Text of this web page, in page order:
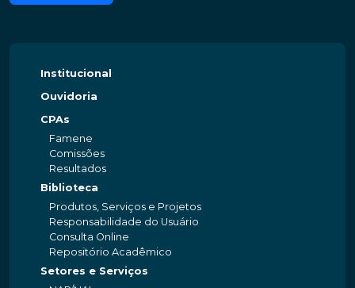
Institucional
Ouvidoria
CPAs
Famene
Comissões
Resultados
Biblioteca
Produtos, Serviços e Projetos
Responsabilidade do Usuário
Consulta Online
Repositório Acadêmico
Setores e Serviços